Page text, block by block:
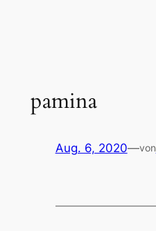
pamina
Aug. 6, 2020—von